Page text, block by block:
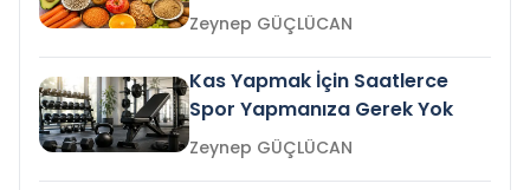
Zeynep GÜÇLÜCAN
Kas Yapmak İçin Saatlerce
Spor Yapmanıza Gerek Yok
Zeynep GÜÇLÜCAN